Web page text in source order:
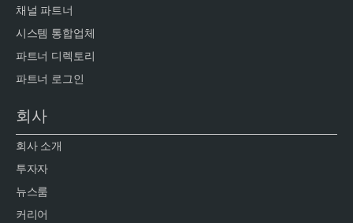
채널 파트너
시스템 통합업체
파트너 디렉토리
파트너 로그인
회사
회사 소개
투자자
뉴스룸
커리어